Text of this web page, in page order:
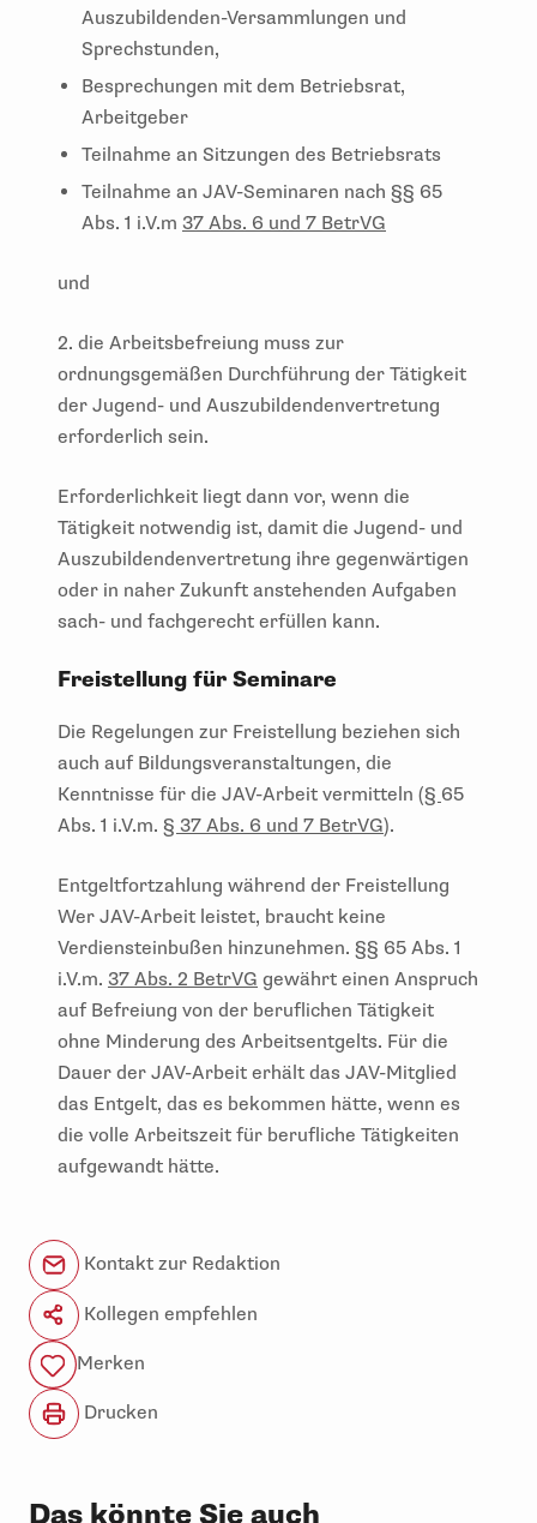
Auszubildenden-Versammlungen und
Sprechstunden,
Besprechungen mit dem Betriebsrat,
Arbeitgeber
Teilnahme an Sitzungen des Betriebsrats
Teilnahme an JAV-Seminaren nach §§ 65
Abs. 1 i.V.m 37 Abs. 6 und 7 BetrVG
und
2. die Arbeitsbefreiung muss zur
ordnungsgemäßen Durchführung der Tätigkeit
der Jugend- und Auszubildendenvertretung
erforderlich sein.
Erforderlichkeit liegt dann vor, wenn die
Tätigkeit notwendig ist, damit die Jugend- und
Auszubildendenvertretung ihre gegenwärtigen
oder in naher Zukunft anstehenden Aufgaben
sach- und fachgerecht erfüllen kann.
Freistellung für Seminare
Die Regelungen zur Freistellung beziehen sich
auch auf Bildungsveranstaltungen, die
Kenntnisse für die JAV-Arbeit vermitteln (§ 65
Abs. 1 i.V.m. § 37 Abs. 6 und 7 BetrVG).
Entgeltfortzahlung während der Freistellung
Wer JAV-Arbeit leistet, braucht keine
Verdiensteinbußen hinzunehmen. §§ 65 Abs. 1
i.V.m. 37 Abs. 2 BetrVG gewährt einen Anspruch
auf Befreiung von der beruflichen Tätigkeit
ohne Minderung des Arbeitsentgelts. Für die
Dauer der JAV-Arbeit erhält das JAV-Mitglied
das Entgelt, das es bekommen hätte, wenn es
die volle Arbeitszeit für berufliche Tätigkeiten
aufgewandt hätte.
Kontakt zur Redaktion
Kollegen empfehlen
Merken
Drucken
Das könnte Sie auch